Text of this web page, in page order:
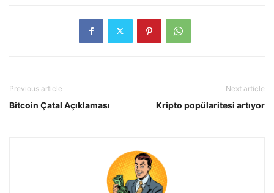
Previous article
Bitcoin Çatal Açıklaması
Next article
Kripto popülaritesi artıyor